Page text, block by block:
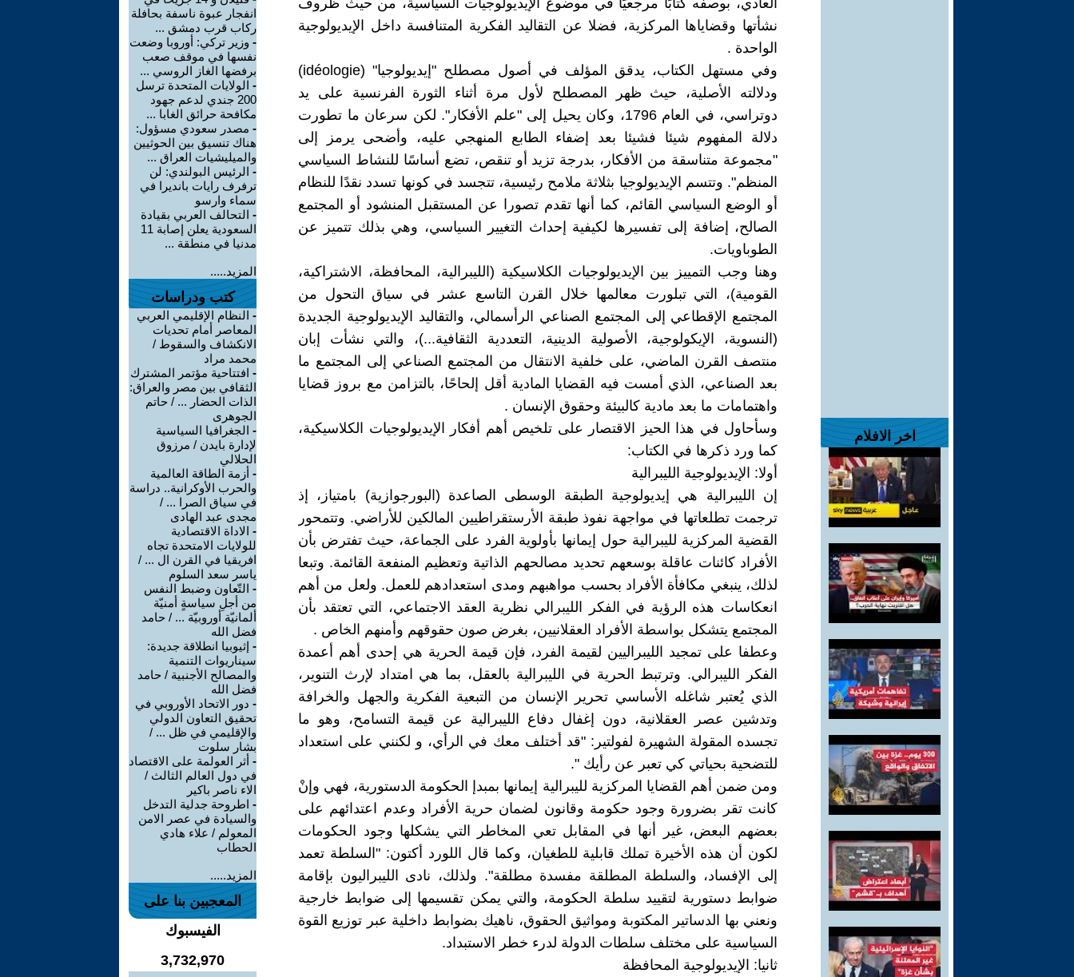
اخر الافلام
العادي، بوصفه كتابًا مرجعيًا في موضوع الإيديولوجيات السياسية، من حيث ظروف
نشأتها وقضاياها المركزية، فضلا عن التقاليد الفكرية المتنافسة داخل الإيديولوجية
الواحدة .
وفي مستهل الكتاب، يدقق المؤلف في أصول مصطلح "إيديولوجيا" (idéologie)
ودلالته الأصلية، حيث ظهر المصطلح لأول مرة أثناء الثورة الفرنسية على يد
دوتراسي، في العام 1796، وكان يحيل إلى "علم الأفكار". لكن سرعان ما تطورت
دلالة المفهوم شيئا فشيئا بعد إضفاء الطابع المنهجي عليه، وأضحى يرمز إلى
"مجموعة متناسقة من الأفكار، بدرجة تزيد أو تنقص، تضع أساسًا للنشاط السياسي
المنظم". وتتسم الإيديولوجيا بثلاثة ملامح رئيسية، تتجسد في كونها تسدد نقدًا للنظام
أو الوضع السياسي القائم، كما أنها تقدم تصورا عن المستقبل المنشود أو المجتمع
الصالح، إضافة إلى تفسيرها لكيفية إحداث التغيير السياسي، وهي بذلك تتميز عن
الطوباويات.
وهنا وجب التمييز بين الإيديولوجيات الكلاسيكية (الليبرالية، المحافظة، الاشتراكية،
القومية)، التي تبلورت معالمها خلال القرن التاسع عشر في سياق التحول من
المجتمع الإقطاعي إلى المجتمع الصناعي الرأسمالي، والتقاليد الإيديولوجية الجديدة
(النسوية، الإيكولوجية، الأصولية الدينية، التعددية الثقافية...)، والتي نشأت إبان
منتصف القرن الماضي، على خلفية الانتقال من المجتمع الصناعي إلى المجتمع ما
بعد الصناعي، الذي أمست فيه القضايا المادية أقل إلحاحًا، بالتزامن مع بروز قضايا
واهتمامات ما بعد مادية كالبيئة وحقوق الإنسان .
وسأحاول في هذا الحيز الاقتصار على تلخيص أهم أفكار الإيديولوجيات الكلاسيكية،
كما ورد ذكرها في الكتاب:
أولا: الإيديولوجية الليبرالية
إن الليبرالية هي إيديولوجية الطبقة الوسطى الصاعدة (البورجوازية) بامتياز، إذ
ترجمت تطلعاتها في مواجهة نفوذ طبقة الأرستقراطيين المالكين للأراضي. وتتمحور
القضية المركزية لليبرالية حول إيمانها بأولوية الفرد على الجماعة، حيث تفترض بأن
الأفراد كائنات عاقلة بوسعهم تحديد مصالحهم الذاتية وتعظيم المنفعة القائمة. وتبعا
لذلك، ينبغي مكافأة الأفراد بحسب مواهبهم ومدى استعدادهم للعمل. ولعل من أهم
انعكاسات هذه الرؤية في الفكر الليبرالي نظرية العقد الاجتماعي، التي تعتقد بأن
المجتمع يتشكل بواسطة الأفراد العقلانيين، بغرض صون حقوقهم وأمنهم الخاص .
وعطفا على تمجيد الليبراليين لقيمة الفرد، فإن قيمة الحرية هي إحدى أهم أعمدة
الفكر الليبرالي. وترتبط الحرية في الليبرالية بالعقل، بما هي امتداد لإرث التنوير،
الذي يُعتبر شاغله الأساسي تحرير الإنسان من التبعية الفكرية والجهل والخرافة
وتدشين عصر العقلانية، دون إغفال دفاع الليبرالية عن قيمة التسامح، وهو ما
تجسده المقولة الشهيرة لفولتير: "قد أختلف معك في الرأي، و لكنني على استعداد
للتضحية بحياتي كي تعبر عن رأيك ".
ومن ضمن أهم القضايا المركزية لليبرالية إيمانها بمبدإ الحكومة الدستورية، فهي وإنْ
كانت تقر بضرورة وجود حكومة وقانون لضمان حرية الأفراد وعدم اعتدائهم على
بعضهم البعض، غير أنها في المقابل تعي المخاطر التي يشكلها وجود الحكومات
لكون أن هذه الأخيرة تملك قابلية للطغيان، وكما قال اللورد أكتون: "السلطة تعمد
إلى الإفساد، والسلطة المطلقة مفسدة مطلقة". ولذلك، نادى الليبراليون بإقامة
ضوابط دستورية لتقييد سلطة الحكومة، والتي يمكن تقسيمها إلى ضوابط خارجية
ونعني بها الدساتير المكتوبة ومواثيق الحقوق، ناهيك بضوابط داخلية عبر توزيع القوة
السياسية على مختلف سلطات الدولة لدرء خطر الاستبداد.
ثانيا: الإيديولوجية المحافظة
انفجار عبوة ناسفة بحافلة
ركاب قرب دمشق ...
- وزير تركي: أوروبا وضعت
نفسها في موقف صعب
برفضها الغاز الروسي ...
- الولايات المتحدة ترسل
200 جندي لدعم جهود
مكافحة حرائق الغابا ...
- مصدر سعودي مسؤول:
هناك تنسيق بين الحوثيين
والميليشيات العراق ...
- الرئيس البولندي: لن
ترفرف رايات بانديرا في
سماء وارسو
- التحالف العربي بقيادة
السعودية يعلن إصابة 11
مدنيا في منطقة ...
المزيد.....
كتب ودراسات
- النظام الإقليمي العربي
المعاصر أمام تحديات
الانكشاف والسقوط /
محمد مراد
- افتتاحية مؤتمر المشترك
الثقافي بين مصر والعراق:
الذات الحضار ... / حاتم
الجوهرى
- الجغرافيا السياسية
لإدارة بايدن / مرزوق
الحلالي
- أزمة الطاقة العالمية
والحرب الأوكرانية.. دراسة
في سياق الصرا ... /
مجدى عبد الهادى
- الاداة الاقتصادية
للولايات الامتحدة تجاه
افريقيا في القرن ال ... /
ياسر سعد السلوم
- التّعاون وضبط النفس
من أجلِ سياسةٍ أمنيّة
ألمانيّة أوروبيّة ... / حامد
فضل الله
- إثيوبيا انطلاقة جديدة:
سيناريوات التنمية
والمصالح الأجنبية / حامد
فضل الله
- دور الاتحاد الأوروبي في
تحقيق التعاون الدولي
والإقليمي في ظل ... /
بشار سلوت
- أثر العولمة على الاقتصاد
في دول العالم الثالث /
الاء ناصر باكير
- اطروحة جدلية التدخل
والسيادة في عصر الامن
المعولم / علاء هادي
الحطاب
المزيد.....
المعجبين بنا على
الفيسبوك
3,732,970